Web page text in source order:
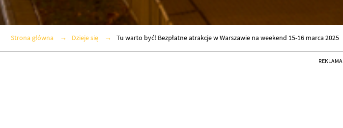
Strona główna Dzieje się Tu warto być! Bezpłatne atrakcje w Warszawie na weekend 15-16 marca 2025
REKLAMA